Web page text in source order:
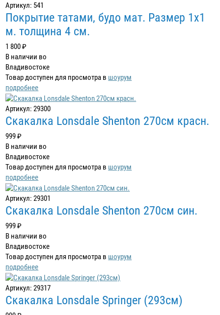
Артикул: 541
Покрытие татами, будо мат. Размер 1х1
м. толщина 4 см.
1 800 ₽
В наличии во
Владивостоке
Товар доступен для просмотра в шоурум
подробнее
Артикул: 29300
Скакалка Lonsdale Shenton 270см красн.
999 ₽
В наличии во
Владивостоке
Товар доступен для просмотра в шоурум
подробнее
Артикул: 29301
Скакалка Lonsdale Shenton 270см син.
999 ₽
В наличии во
Владивостоке
Товар доступен для просмотра в шоурум
подробнее
Артикул: 29317
Скакалка Lonsdale Springer (293см)